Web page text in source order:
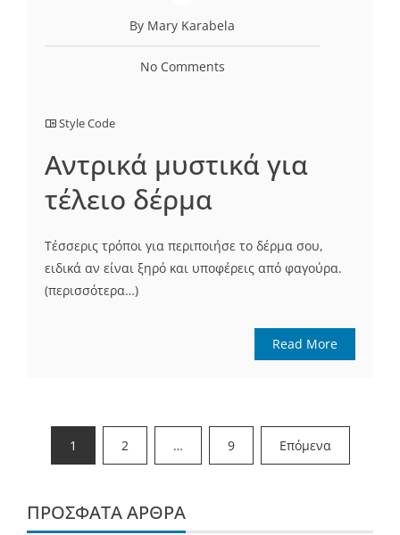
By Mary Karabela
No Comments
Style Code
Αντρικά μυστικά για
τέλειο δέρμα
Τέσσερις τρόποι για περιποιήσε το δέρμα σου,
ειδικά αν είναι ξηρό και υποφέρεις από φαγούρα.
(περισσότερα…)
Read More
Σελιδοποίηση
άρθρων
1 2 … 9 Επόμενα
ΠΡΌΣΦΑΤΑ ΆΡΘΡΑ